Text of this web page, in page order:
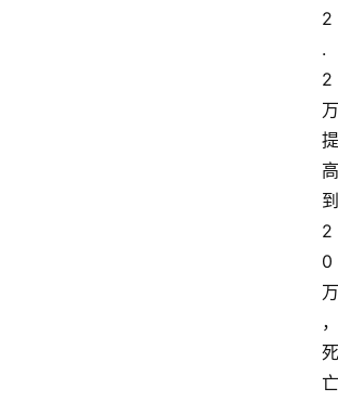
2
.
2
万
提
高
到
2
0
万
，
死
亡